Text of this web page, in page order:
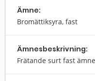
Ämne:
Bromättiksyra, fast
Ämnes­beskrivning:
Frätande surt fast